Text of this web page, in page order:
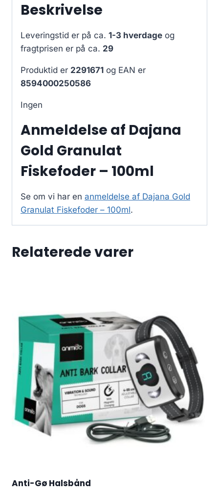
Beskrivelse
Leveringstid er på ca. 1-3 hverdage og
fragtprisen er på ca. 29
Produktid er 2291671 og EAN er
8594000250586
Ingen
Anmeldelse af Dajana
Gold Granulat
Fiskefoder – 100ml
Se om vi har en anmeldelse af Dajana Gold
Granulat Fiskefoder – 100ml.
Relaterede varer
Anti-Gø Halsbånd